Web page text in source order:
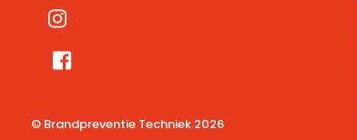
© Brandpreventie Techniek 2026